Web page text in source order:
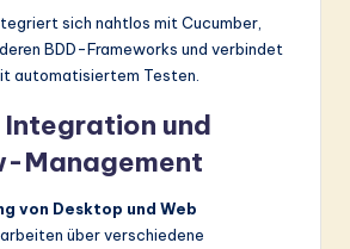
sich nahtlos mit Cucumber,
BDD-Frameworks und verbindet
automatisiertem Testen.
und
Management
von Desktop und Web
über verschiedene